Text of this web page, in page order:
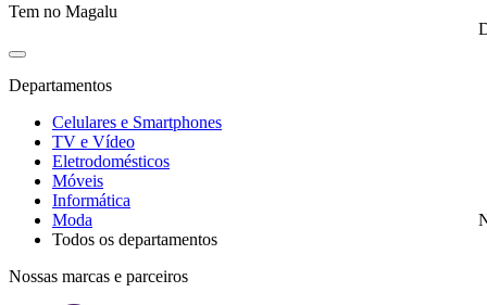
Tem no Magalu
Departamentos
Celulares e Smartphones
TV e Vídeo
Eletrodomésticos
Móveis
Informática
Moda
Todos os departamentos
Nossas marcas e parceiros